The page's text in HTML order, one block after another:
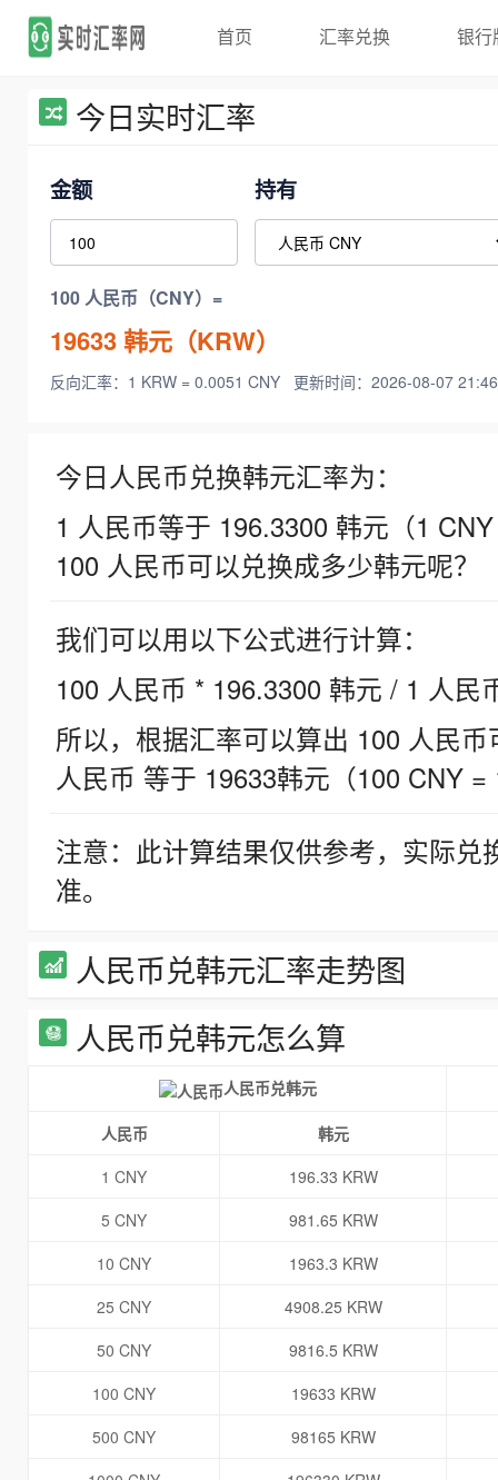
首页 汇率兑换 银行
今日实时汇率
金额 持有
100 人民币（CNY）=
19633韩元（KRW）
反向汇率：1 KRW = 0.0051 CNY 更新时间：2026-08-07
今日人民币兑换韩元汇率为：
1 人民币等于 196.3300 韩元（1
100 人民币可以兑换成多少韩元呢？
我们可以用以下公式进行计算：
100 人民币 * 196.3300 韩元 / 1 人民
所以，根据汇率可以算出 100 人民
人民币 等于 19633韩元（100 CNY =
注意：此计算结果仅供参考，实际
准。
人民币兑韩元汇率走势图
人民币兑韩元怎么算
人民币兑韩元
人民币
韩元
1 CNY
196.33 KRW
5 CNY
981.65 KRW
10 CNY
1963.3 KRW
25 CNY
4908.25 KRW
50 CNY
9816.5 KRW
100 CNY
19633 KRW
500 CNY
98165 KRW